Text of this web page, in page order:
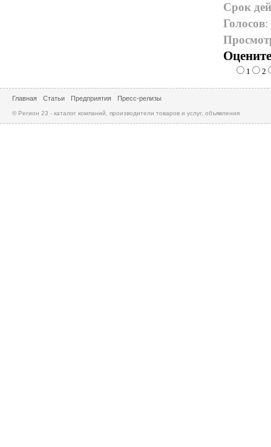
Срок
Голосов:
1 2
Главная Статьи Предприятия Пресс-релизы
© Регион 23 - каталог компаний, производители товаров и услуг, объявления